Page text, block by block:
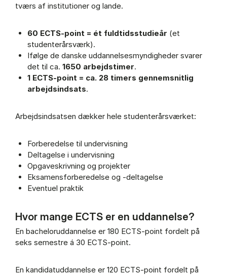
tværs af institutioner og lande.
60 ECTS-point = ét fuldtidsstudieår (et
studenterårsværk).
Ifølge de danske uddannelsesmyndigheder svarer
det til ca. 1650 arbejdstimer.
1 ECTS-point = ca. 28 timers gennemsnitlig
arbejdsindsats.
Arbejdsindsatsen dækker hele studenterårsværket:
Forberedelse til undervisning
Deltagelse i undervisning
Opgaveskrivning og projekter
Eksamensforberedelse og -deltagelse
Eventuel praktik
Hvor mange ECTS er en uddannelse?
En bacheloruddannelse er 180 ECTS-point fordelt på
seks semestre á 30 ECTS-point.
En kandidatuddannelse er 120 ECTS-point fordelt på